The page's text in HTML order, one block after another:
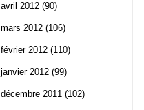
avril 2012 (90)
mars 2012 (106)
février 2012 (110)
janvier 2012 (99)
décembre 2011 (102)